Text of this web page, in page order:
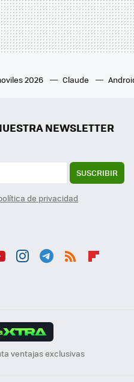
2026 Claude
NEWSLETTER
SUSCRIBIR
de privacidad
ventajas exclusivas